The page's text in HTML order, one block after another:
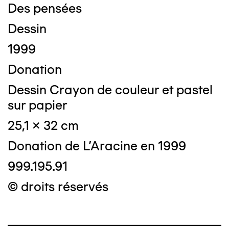
Des pensées
Dessin
1999
Donation
Dessin Crayon de couleur et pastel
sur papier
25,1 x 32 cm
Donation de L'Aracine en 1999
999.195.91
© droits réservés